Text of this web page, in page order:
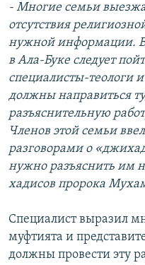
- Многие семьи
отсутствия
нужной информации.
в Ала-Буке следует
специалисты-теологи
должны направиться
разъяснительную
Членов этой семьи
разговорами о
нужно разъяснить им
хадисов пророка
Специалист выразил
муфтията и
должны провести эту